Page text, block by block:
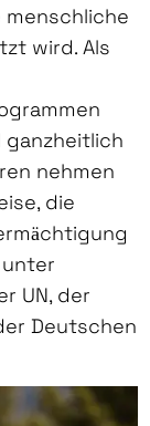
wird. Als
nehmen
die
UN, der
Deutschen